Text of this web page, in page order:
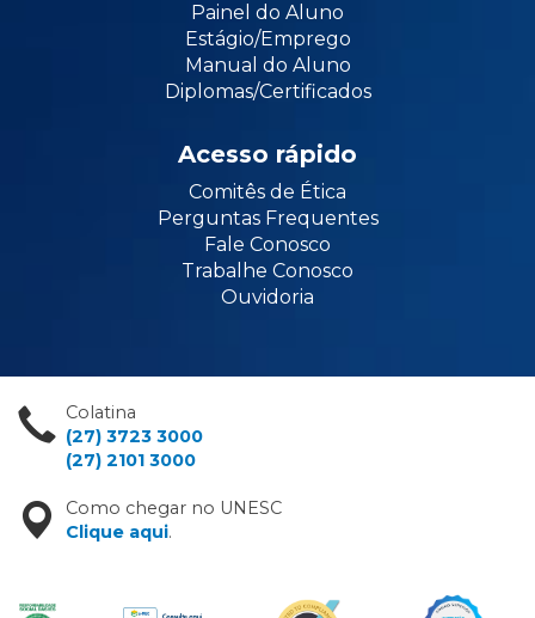
Painel do Aluno
Estágio/Emprego
Manual do Aluno
Diplomas/Certificados
Acesso rápido
Comitês de Ética
Perguntas Frequentes
Fale Conosco
Trabalhe Conosco
Ouvidoria
Colatina
(27) 3723 3000
(27) 2101 3000
Como chegar no UNESC
Clique aqui.